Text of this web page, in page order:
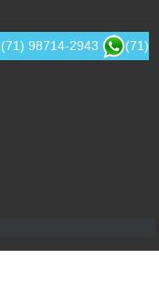
(71) 98714-2943
(71)